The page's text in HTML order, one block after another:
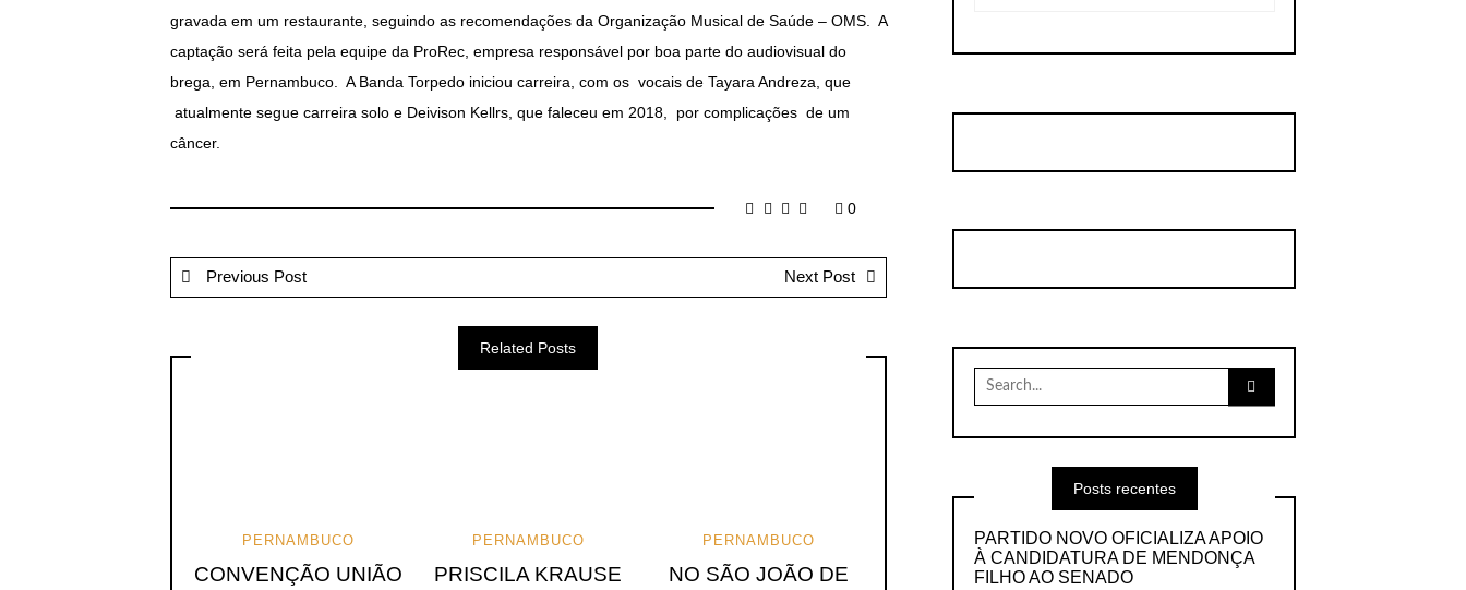
gravada em um restaurante, seguindo as recomendações da Organização Musical de Saúde – OMS. A
captação será feita pela equipe da ProRec, empresa responsável por boa parte do audiovisual do
brega, em Pernambuco. A Banda Torpedo iniciou carreira, com os vocais de Tayara Andreza, que
atualmente segue carreira solo e Deivison Kellrs, que faleceu em 2018, por complicações de um
câncer.
0
Previous Post Next Post
Related Posts
PERNAMBUCO
CONVENÇÃO UNIÃO
PERNAMBUCO
PRISCILA KRAUSE
PERNAMBUCO
NO SÃO JOÃO DE
Search
for:
Posts recentes
PARTIDO NOVO OFICIALIZA APOIO
À CANDIDATURA DE MENDONÇA
FILHO AO SENADO